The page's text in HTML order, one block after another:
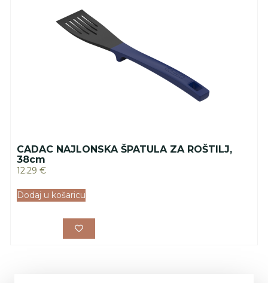
CADAC NAJLONSKA ŠPATULA ZA ROŠTILJ,
38cm
12.29 €
Dodaj u košaricu